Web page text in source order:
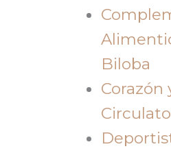
Biloba
Corazón